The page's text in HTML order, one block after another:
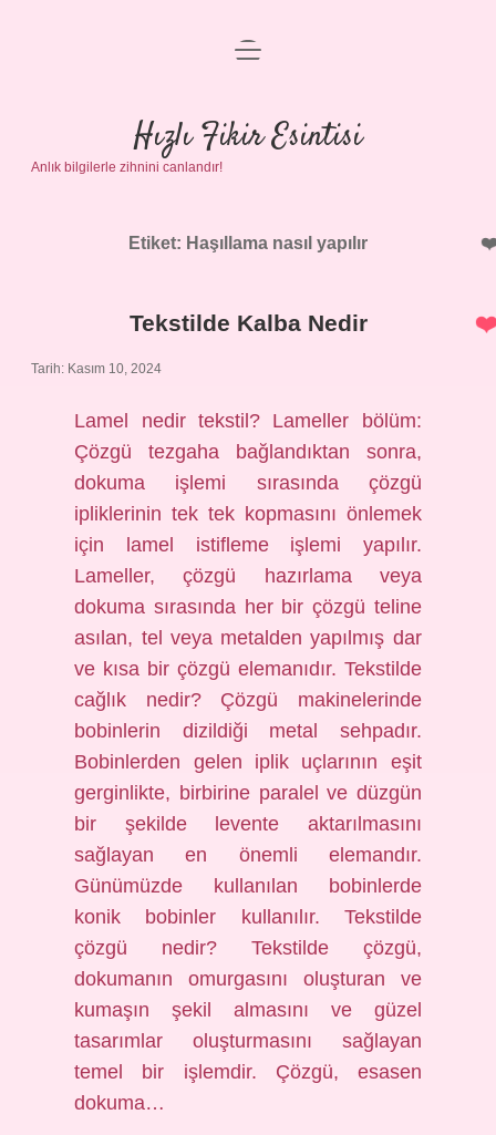
Anasayfa
Gizlilik Politikası
Yasal Uyarı
menüyü
Hızlı Fikir Esintisi
Anlık bilgilerle zihnini canlandır!
Etiket: Haşıllama nasıl yapılır
Tekstilde Kalba Nedir
Tarih: Kasım 10, 2024
Lamel nedir tekstil? Lameller bölüm:
Çözgü tezgaha bağlandıktan sonra,
dokuma işlemi sırasında çözgü
ipliklerinin tek tek kopmasını önlemek
için lamel istifleme işlemi yapılır.
Lameller, çözgü hazırlama veya
dokuma sırasında her bir çözgü teline
asılan, tel veya metalden yapılmış dar
ve kısa bir çözgü elemanıdır. Tekstilde
cağlık nedir? Çözgü makinelerinde
bobinlerin dizildiği metal sehpadır.
Bobinlerden gelen iplik uçlarının eşit
gerginlikte, birbirine paralel ve düzgün
bir şekilde levente aktarılmasını
sağlayan en önemli elemandır.
Günümüzde kullanılan bobinlerde
konik bobinler kullanılır. Tekstilde
çözgü nedir? Tekstilde çözgü,
dokumanın omurgasını oluşturan ve
kumaşın şekil almasını ve güzel
tasarımlar oluşturmasını sağlayan
temel bir işlemdir. Çözgü, esasen
dokuma…